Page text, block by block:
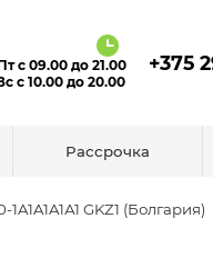
с 09.00 до 21.00
с 10.00 до 20.00
+375
Рассрочка
GKZ1 (Болгария)